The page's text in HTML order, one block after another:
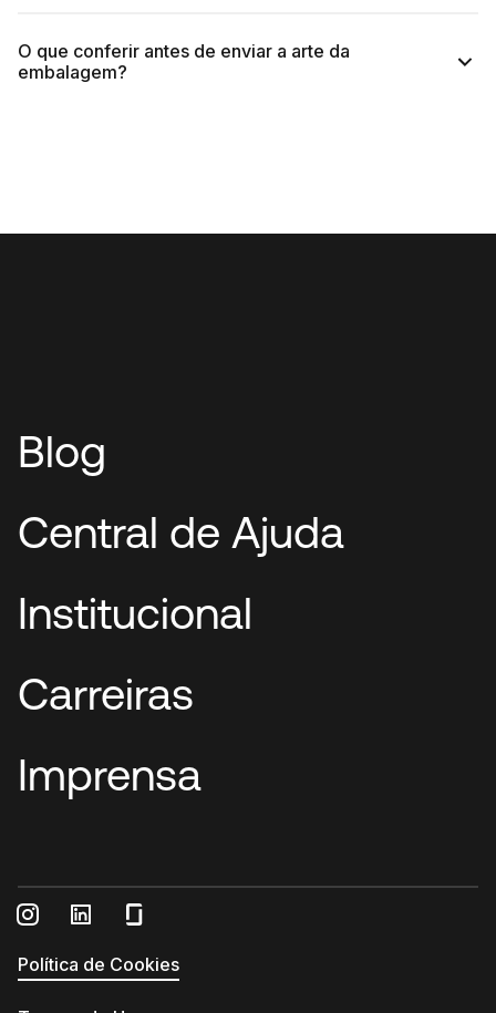
O que conferir antes de enviar a arte da
embalagem?
Blog
Central de Ajuda
Institucional
Carreiras
Imprensa
Política de Cookies